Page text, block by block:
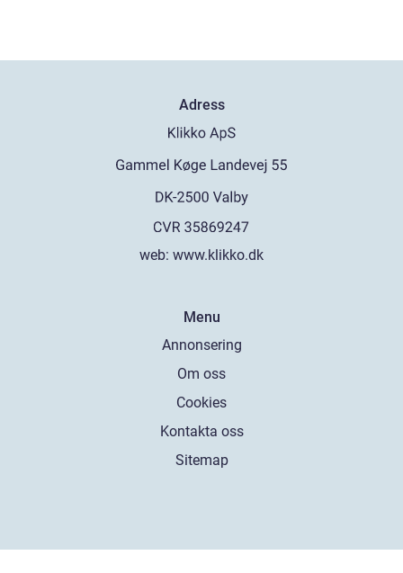
Adress
web: www.klikko.dk
Menu
Annonsering
Om oss
Cookies
Kontakta oss
Sitemap